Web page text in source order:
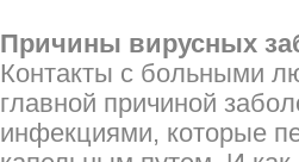
Причины вирусных
Контакты с больными
главной причиной
инфекциями, которые